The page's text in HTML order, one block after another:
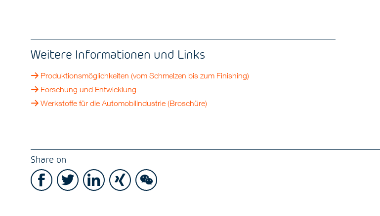
Weitere Informationen und Links
Produktionsmöglichkeiten (vom Schmelzen bis zum Finishing)
Forschung und Entwicklung
Werkstoffe für die Automobilindustrie (Broschüre)
Share on